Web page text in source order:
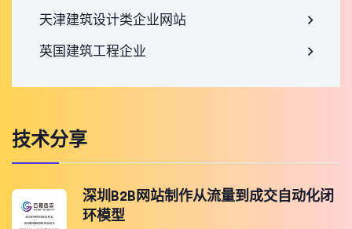
天津建筑设计类企业网站
英国建筑工程企业
技术分享
深圳B2B网站制作从流量到成交自动化闭
环模型